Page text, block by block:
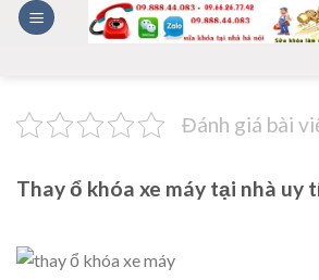
Skip
Đánh giá bài
Thay ổ khóa xe máy tại nhà uy